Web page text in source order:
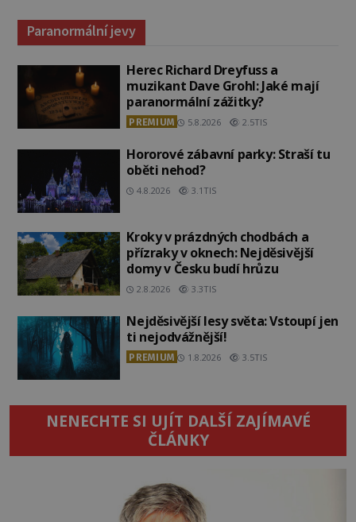
Paranormální jevy
Herec Richard Dreyfuss a
muzikant Dave Grohl: Jaké mají
paranormální zážitky?
PREMIUM 5.8.2026 2.5TIS
Hororové zábavní parky: Straší tu
oběti nehod?
4.8.2026 3.1TIS
Kroky v prázdných chodbách a
přízraky v oknech: Nejděsivější
domy v Česku budí hrůzu
2.8.2026 3.3TIS
Nejděsivější lesy světa: Vstoupí jen
ti nejodvážnější!
PREMIUM 1.8.2026 3.5TIS
NENECHTE SI UJÍT DALŠÍ ZAJÍMAVÉ
ČLÁNKY